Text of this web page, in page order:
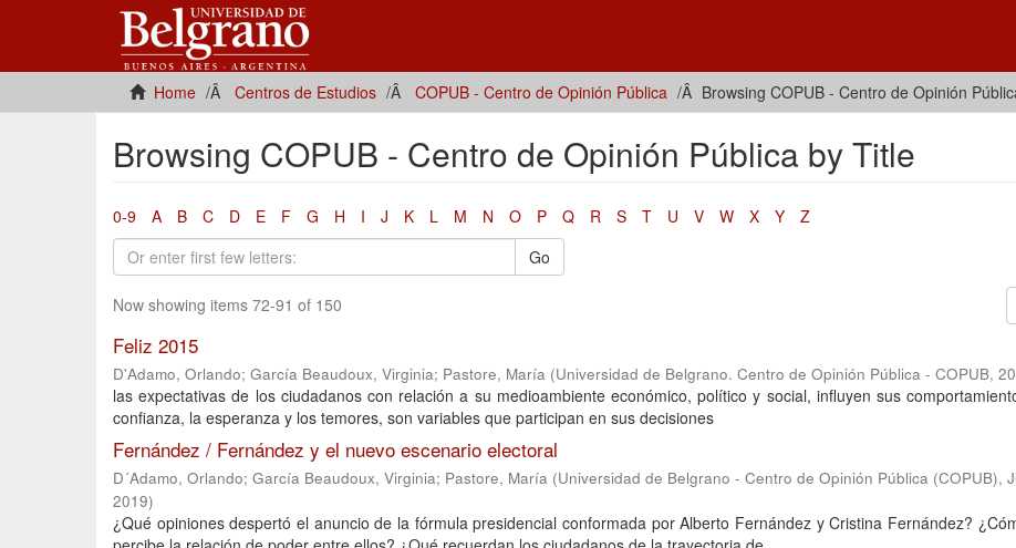
Home Centros de Estudios COPUB - Centro de Opinión Pública Browsing COPUB - Centro de Opinión
Browsing COPUB - Centro de Opinión Pública by Title
0-9 A B C D E F G H I J K L M N O P Q R S T U V W X Y
Z
Go
Now showing items 72-91 of 150
Feliz 2015
D'Adamo, Orlando; García Beaudoux, Virginia; Pastore, María (Universidad de Belgrano. Centro de Opinión Pública - COPUB,
las expectativas de los ciudadanos con relación a su medioambiente económico, político y social, influyen sus
confianza, la esperanza y los temores, son variables que participan en sus decisiones
Fernández / Fernández y el nuevo escenario electoral
D´Adamo, Orlando; García Beaudoux, Virginia; Pastore, María (Universidad de Belgrano - Centro de Opinión Pública (COPUB),
2019)
¿Qué opiniones despertó el anuncio de la fórmula presidencial conformada por Alberto Fernández y Cristina Fernández?